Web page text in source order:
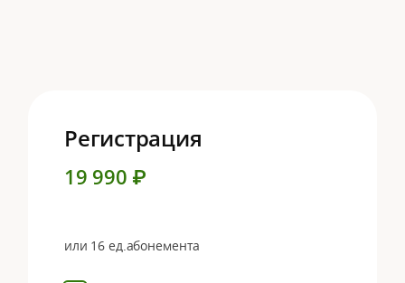
Регистрация
19 990 ₽
или 16 ед.абонемента